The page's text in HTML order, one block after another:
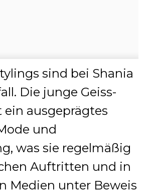
sind bei Shania
Die junge Geiss-
ein ausgeprägtes
und
was sie regelmäßig
Auftritten und in
Medien unter Beweis